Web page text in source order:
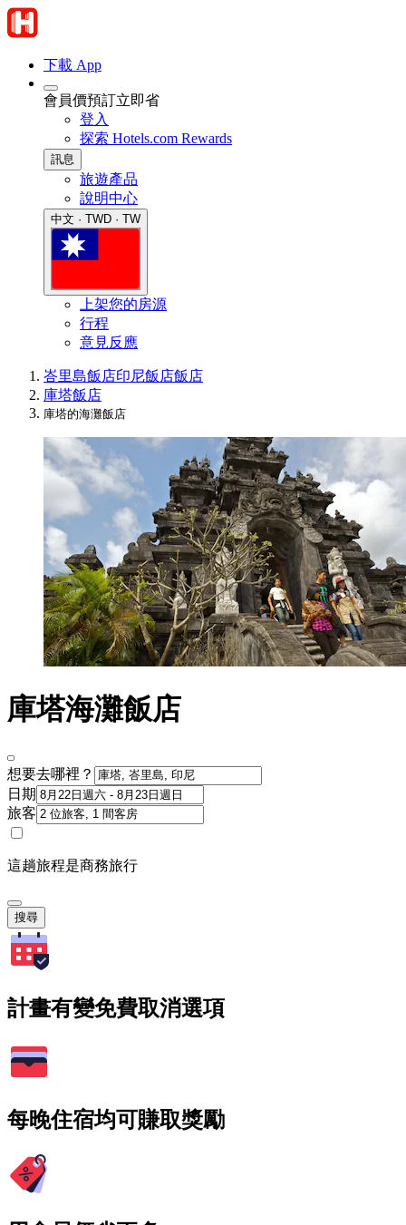
下載 App
會員價預訂立即省
登入
探索 Hotels.com Rewards
訊息
旅遊產品
說明中心
中文 · TWD · TW
上架您的房源
行程
意見反應
峇里島飯店印尼飯店飯店
庫塔飯店
庫塔的海灘飯店
庫塔海灘飯店
想要去哪裡？
日期
旅客
這趟旅程是商務旅行
搜尋
計畫有變免費取消選項
每晚住宿均可賺取獎勵